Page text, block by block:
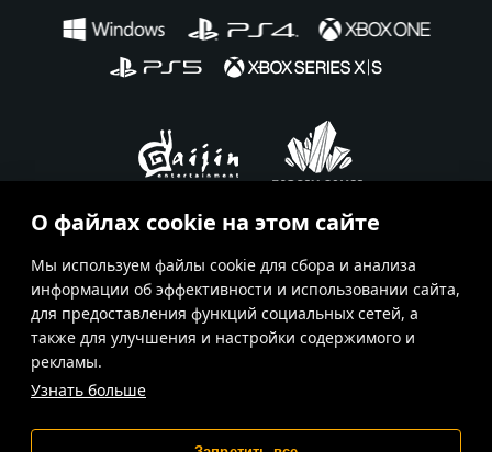
О файлах cookie на этом сайте
Мы используем файлы cookie для сбора и анализа
информации об эффективности и использовании сайта,
для предоставления функций социальных сетей, а
также для улучшения и настройки содержимого и
рекламы.
Узнать больше
Условия использования
Условия предоставления сервисов